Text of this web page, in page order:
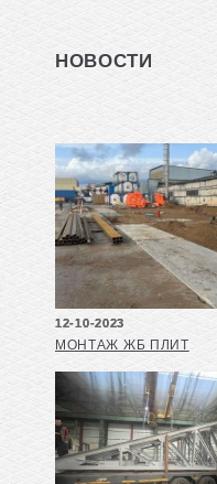
НОВОСТИ
12-10-2023
МОНТАЖ ЖБ ПЛИТ